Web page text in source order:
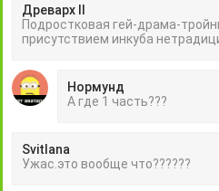
Древарх II
Подростковая гей-драма-
присутствием инкуба
Нормунд
А где 1 часть???
Svitlana
Ужас.это вообще что??????